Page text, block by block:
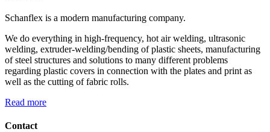
Schanflex is a modern manufacturing company.
We do everything in high-frequency, hot air welding, ultrasonic
welding, extruder-welding/bending of plastic sheets, manufacturing
of steel structures and solutions to many different problems
regarding plastic covers in connection with the plates and print as
well as the cutting of fabric rolls.
Read more
Contact